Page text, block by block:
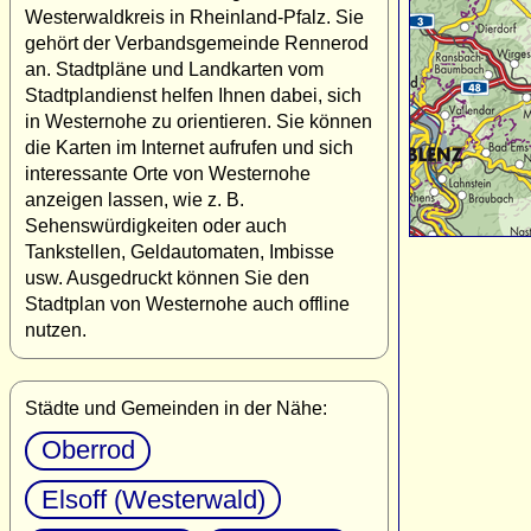
Westerwaldkreis in Rheinland-Pfalz. Sie
gehört der Verbandsgemeinde Rennerod
an. Stadtpläne und Landkarten vom
Stadtplandienst helfen Ihnen dabei, sich
in Westernohe zu orientieren. Sie können
die Karten im Internet aufrufen und sich
interessante Orte von Westernohe
anzeigen lassen, wie z. B.
Sehenswürdigkeiten oder auch
Tankstellen, Geldautomaten, Imbisse
usw. Ausgedruckt können Sie den
Stadtplan von Westernohe auch offline
nutzen.
Städte und Gemeinden in der Nähe:
Oberrod
Elsoff (Westerwald)